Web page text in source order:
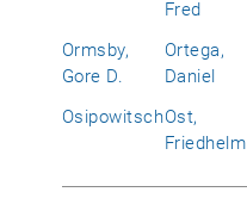
Fred
Ormsby,
Gore D.
Ortega,
Daniel
OsipowitschOst,
Friedhelm